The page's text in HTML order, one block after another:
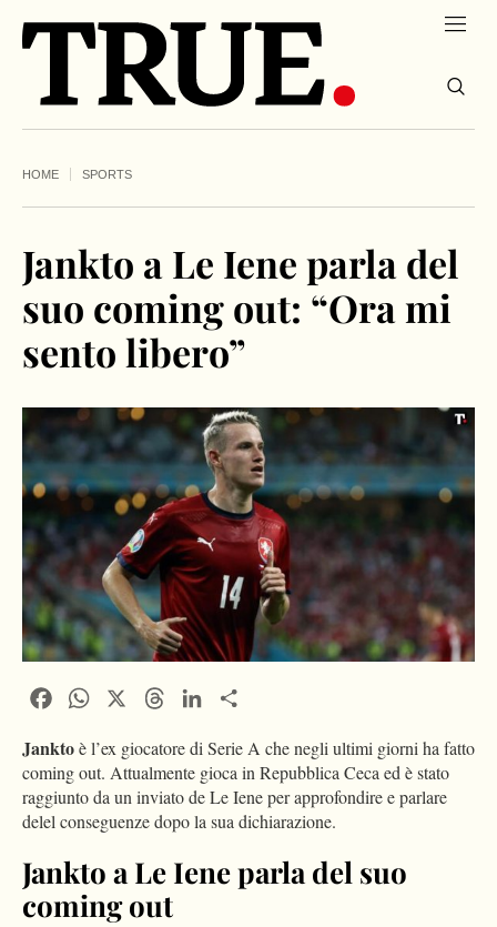
HOME SPORTS
Jankto a Le Iene parla del
suo coming out: “Ora mi
sento libero”
FacebookWhatsApp ThreadsLinkedIn
Janktoè l’ex giocatore di Serie A che negli ultimi giorni ha fatto
coming out. Attualmente gioca in Repubblica Ceca ed è stato
raggiunto da un inviato de Le Iene per approfondire e parlare
delel conseguenze dopo la sua dichiarazione.
Jankto a Le Iene parla del suo
coming out